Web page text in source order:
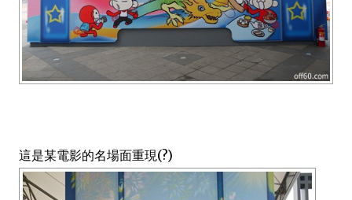
這是某電影的名場面重現(?)